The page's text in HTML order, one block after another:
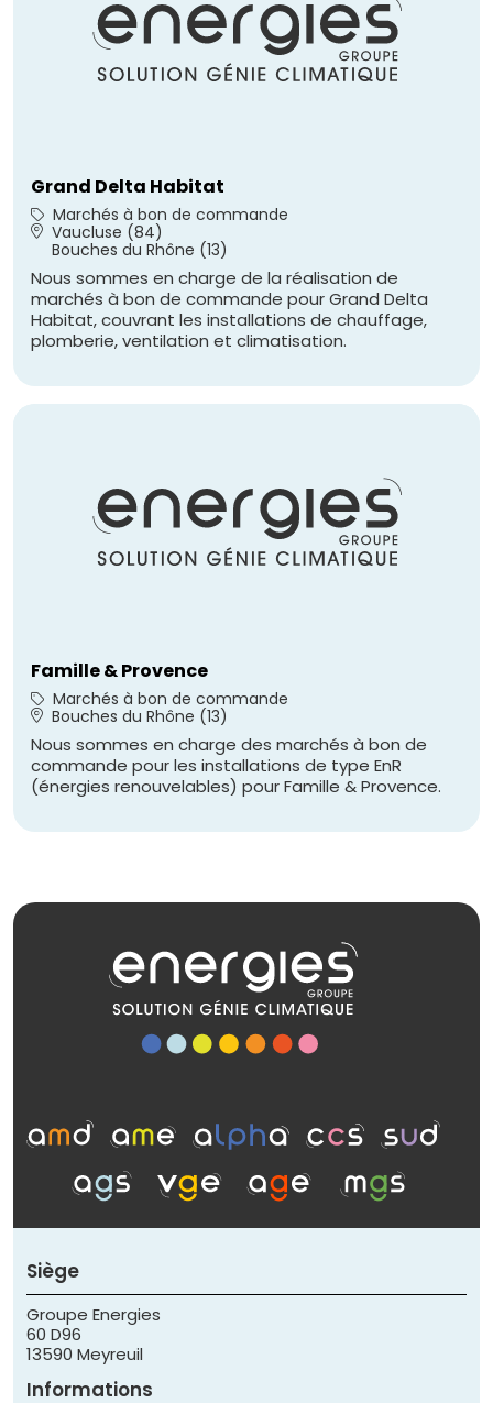
Grand Delta Habitat
Marchés à bon de commande
Vaucluse (84)
Bouches du Rhône (13)
Nous sommes en charge de la réalisation de
marchés à bon de commande pour Grand Delta
Habitat, couvrant les installations de chauffage,
plomberie, ventilation et climatisation.
Famille & Provence
Marchés à bon de commande
Bouches du Rhône (13)
Nous sommes en charge des marchés à bon de
commande pour les installations de type EnR
(énergies renouvelables) pour Famille & Provence.
Siège
Groupe Energies
60 D96
13590 Meyreuil
Informations